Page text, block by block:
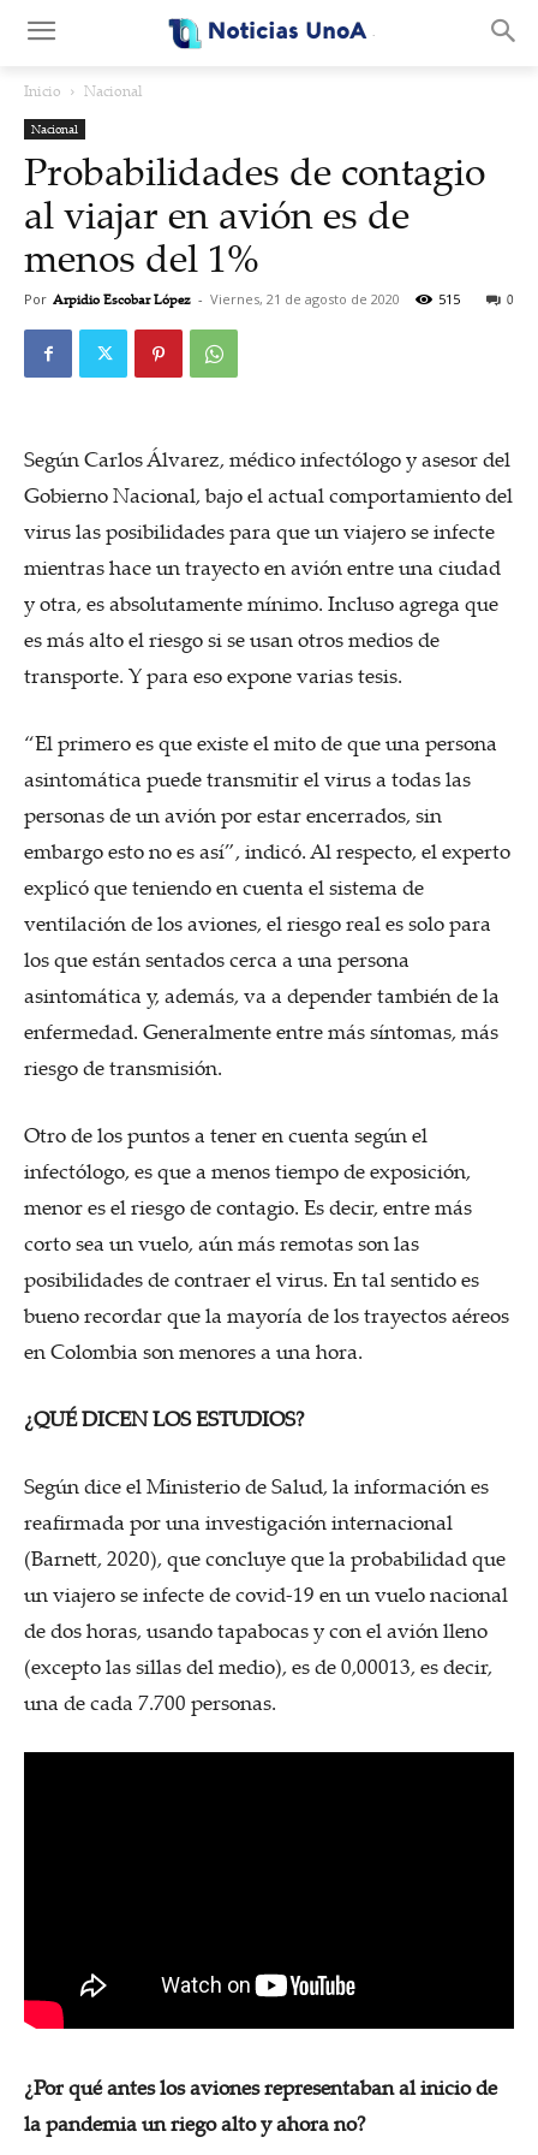
Inicio Nacional
Nacional
Probabilidades de contagio
al viajar en avión es de
menos del 1%
Por Arpidio Escobar López - Viernes, 21 de agosto de 2020 0
515
Según Carlos Álvarez, médico infectólogo y asesor del
Gobierno Nacional, bajo el actual comportamiento del
virus las posibilidades para que un viajero se infecte
mientras hace un trayecto en avión entre una ciudad
y otra, es absolutamente mínimo. Incluso agrega que
es más alto el riesgo si se usan otros medios de
transporte. Y para eso expone varias tesis.
“El primero es que existe el mito de que una persona
asintomática puede transmitir el virus a todas las
personas de un avión por estar encerrados, sin
embargo esto no es así”, indicó. Al respecto, el experto
explicó que teniendo en cuenta el sistema de
ventilación de los aviones, el riesgo real es solo para
los que están sentados cerca a una persona
asintomática y, además, va a depender también de la
enfermedad. Generalmente entre más síntomas, más
riesgo de transmisión.
Otro de los puntos a tener en cuenta según el
infectólogo, es que a menos tiempo de exposición,
menor es el riesgo de contagio. Es decir, entre más
corto sea un vuelo, aún más remotas son las
posibilidades de contraer el virus. En tal sentido es
bueno recordar que la mayoría de los trayectos aéreos
en Colombia son menores a una hora.
¿QUÉ DICEN LOS ESTUDIOS?
Según dice el Ministerio de Salud, la información es
reafirmada por una investigación internacional
(Barnett, 2020), que concluye que la probabilidad que
un viajero se infecte de covid-19 en un vuelo nacional
de dos horas, usando tapabocas y con el avión lleno
(excepto las sillas del medio), es de 0,00013, es decir,
una de cada 7.700 personas.
¿Por qué antes los aviones representaban al inicio de
la pandemia un riego alto y ahora no?